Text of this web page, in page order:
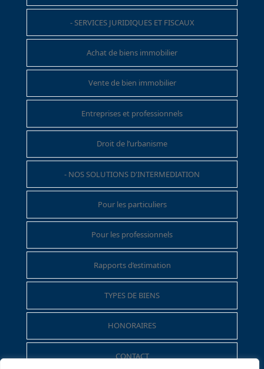
- SERVICES JURIDIQUES ET FISCAUX
Achat de biens immobilier
Vente de bien immobilier
Entreprises et professionnels
Droit de l’urbanisme
- NOS SOLUTIONS D'INTERMEDIATION
Pour les particuliers
Pour les professionnels
Rapports d’estimation
TYPES DE BIENS
HONORAIRES
CONTACT